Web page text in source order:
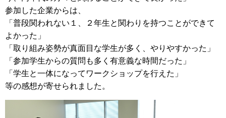
参加した企業からは、
「普段関われない１、２年生と関わりを持つことができて
よかった」
「取り組み姿勢が真面目な学生が多く、やりやすかった」
「参加学生からの質問も多く有意義な時間だった」
「学生と一体になってワークショップを行えた」
等の感想が寄せられました。